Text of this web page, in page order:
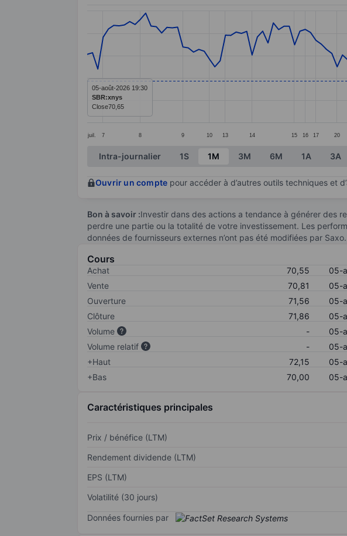
Line chart with 113 data points.
The chart has 1 X axis displaying categories.
The chart has 1 Y axis displaying values. Data ranges from
juil. 7 8 9 10 13 14 15 16 17 20
05-août-2026 19:30
SBR:xnys
Close70,65
End of interactive chart.
Intra-journalier 1S 1M 3M 6M 1A 3A
Ouvrir un compte pour accéder à d’autres outils techniques et
Bon à savoir :Investir dans des actions a tendance à générer des
perdre une partie ou la totalité de votre investissement. Les
données de fournisseurs externes n’ont pas été modifiées par Saxo.
Cours
Achat 70,55
05-
Vente
70,81
05-
Ouverture
71,56
05-
Clôture
71,86
05-
Volume
-
05-
Volume relatif
-
05-
+Haut
72,15
05-
+Bas
70,00 05-
Caractéristiques principales
Prix / bénéfice (LTM)
Rendement dividende (LTM)
EPS (LTM)
Volatilité (30 jours)
Données fournies par